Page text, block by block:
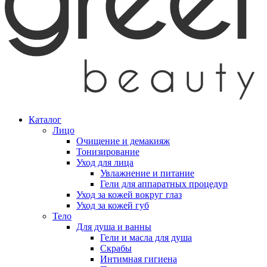
Каталог
Лицо
Очищение и демакияж
Тонизирование
Уход для лица
Увлажнение и питание
Гели для аппаратных процедур
Уход за кожей вокруг глаз
Уход за кожей губ
Тело
Для душа и ванны
Гели и масла для душа
Скрабы
Интимная гигиена